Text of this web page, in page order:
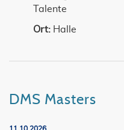
Talente
Ort: Halle
DMS Masters